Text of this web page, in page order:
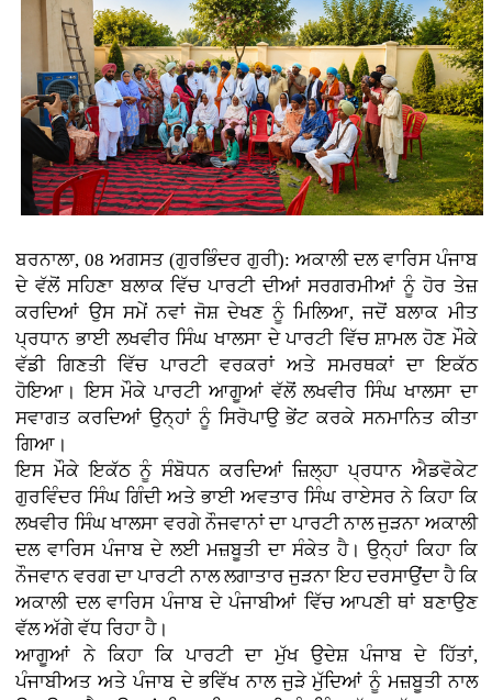
ਬਰਨਾਲਾ, 08 ਅਗਸਤ (ਗੁਰਭਿੰਦਰ ਗੁਰੀ): ਅਕਾਲੀ ਦਲ ਵਾਰਿਸ ਪੰਜਾਬ
ਦੇ ਵੱਲੋਂ ਸਹਿਣਾ ਬਲਾਕ ਵਿੱਚ ਪਾਰਟੀ ਦੀਆਂ ਸਰਗਰਮੀਆਂ ਨੂੰ ਹੋਰ ਤੇਜ਼
ਕਰਦਿਆਂ ਉਸ ਸਮੇਂ ਨਵਾਂ ਜੋਸ਼ ਦੇਖਣ ਨੂੰ ਮਿਲਿਆ, ਜਦੋਂ ਬਲਾਕ ਮੀਤ
ਪ੍ਰਧਾਨ ਭਾਈ ਲਖਵੀਰ ਸਿੰਘ ਖਾਲਸਾ ਦੇ ਪਾਰਟੀ ਵਿੱਚ ਸ਼ਾਮਲ ਹੋਣ ਮੌਕੇ
ਵੱਡੀ ਗਿਣਤੀ ਵਿੱਚ ਪਾਰਟੀ ਵਰਕਰਾਂ ਅਤੇ ਸਮਰਥਕਾਂ ਦਾ ਇਕੱਠ
ਹੋਇਆ। ਇਸ ਮੌਕੇ ਪਾਰਟੀ ਆਗੂਆਂ ਵੱਲੋਂ ਲਖਵੀਰ ਸਿੰਘ ਖਾਲਸਾ ਦਾ
ਸਵਾਗਤ ਕਰਦਿਆਂ ਉਨ੍ਹਾਂ ਨੂੰ ਸਿਰੋਪਾਉ ਭੇਂਟ ਕਰਕੇ ਸਨਮਾਨਿਤ ਕੀਤਾ
ਗਿਆ।
ਇਸ ਮੌਕੇ ਇਕੱਠ ਨੂੰ ਸੰਬੋਧਨ ਕਰਦਿਆਂ ਜ਼ਿਲ੍ਹਾ ਪ੍ਰਧਾਨ ਐਡਵੋਕੇਟ
ਗੁਰਵਿੰਦਰ ਸਿੰਘ ਗਿੰਦੀ ਅਤੇ ਭਾਈ ਅਵਤਾਰ ਸਿੰਘ ਰਾਏਸਰ ਨੇ ਕਿਹਾ ਕਿ
ਲਖਵੀਰ ਸਿੰਘ ਖਾਲਸਾ ਵਰਗੇ ਨੌਜਵਾਨਾਂ ਦਾ ਪਾਰਟੀ ਨਾਲ ਜੁੜਨਾ ਅਕਾਲੀ
ਦਲ ਵਾਰਿਸ ਪੰਜਾਬ ਦੇ ਲਈ ਮਜ਼ਬੂਤੀ ਦਾ ਸੰਕੇਤ ਹੈ। ਉਨ੍ਹਾਂ ਕਿਹਾ ਕਿ
ਨੌਜਵਾਨ ਵਰਗ ਦਾ ਪਾਰਟੀ ਨਾਲ ਲਗਾਤਾਰ ਜੁੜਨਾ ਇਹ ਦਰਸਾਉਂਦਾ ਹੈ ਕਿ
ਅਕਾਲੀ ਦਲ ਵਾਰਿਸ ਪੰਜਾਬ ਦੇ ਪੰਜਾਬੀਆਂ ਵਿੱਚ ਆਪਣੀ ਥਾਂ ਬਣਾਉਣ
ਵੱਲ ਅੱਗੇ ਵੱਧ ਰਿਹਾ ਹੈ।
ਆਗੂਆਂ ਨੇ ਕਿਹਾ ਕਿ ਪਾਰਟੀ ਦਾ ਮੁੱਖ ਉਦੇਸ਼ ਪੰਜਾਬ ਦੇ ਹਿੱਤਾਂ,
ਪੰਜਾਬੀਅਤ ਅਤੇ ਪੰਜਾਬ ਦੇ ਭਵਿੱਖ ਨਾਲ ਜੁੜੇ ਮੁੱਦਿਆਂ ਨੂੰ ਮਜ਼ਬੂਤੀ ਨਾਲ